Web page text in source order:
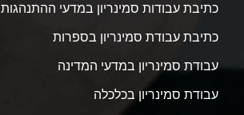
כתיבת עבודות סמינריון במדעי ההתנהגות
כתיבת עבודת סמינריון בספרות
עבודת סמינריון במדעי המדינה
עבודת סמינריון בכלכלה